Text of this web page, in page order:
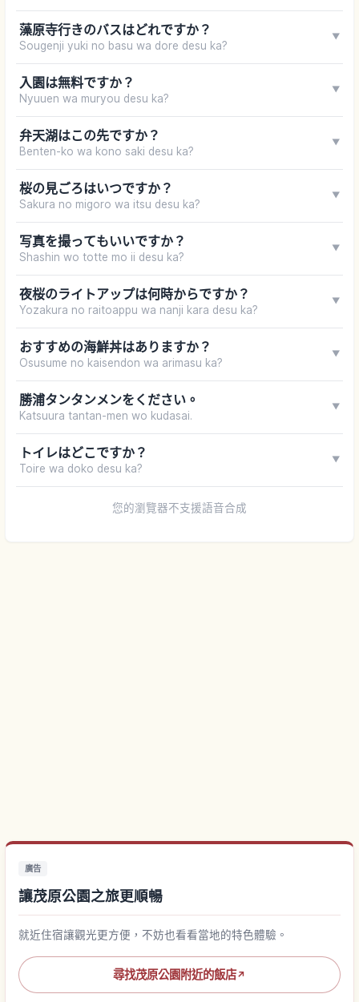
藻原寺行きのバスはどれですか？
Sougenji yuki no basu wa dore desu ka?
▼
入園は無料ですか？
Nyuuen wa muryou desu ka?
▼
弁天湖はこの先ですか？
Benten-ko wa kono saki desu ka?
▼
桜の見ごろはいつですか？
Sakura no migoro wa itsu desu ka?
▼
写真を撮ってもいいですか？
Shashin wo totte mo ii desu ka?
▼
夜桜のライトアップは何時からですか？
Yozakura no raitoappu wa nanji kara desu ka?
▼
おすすめの海鮮丼はありますか？
Osusume no kaisendon wa arimasu ka?
▼
勝浦タンタンメンをください。
Katsuura tantan-men wo kudasai.
▼
トイレはどこですか？
Toire wa doko desu ka?
▼
您的瀏覽器不支援語音合成
廣告
讓茂原公園之旅更順暢
就近住宿讓觀光更方便，不妨也看看當地的特色體驗。
尋找茂原公園附近的飯店↗